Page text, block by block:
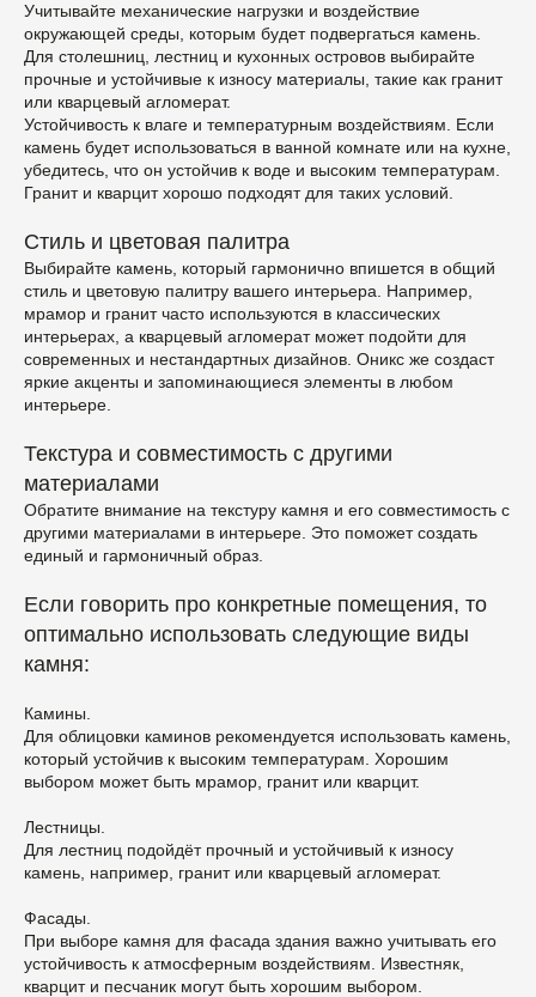
Учитывайте механические нагрузки и воздействие
окружающей среды, которым будет подвергаться камень.
Для столешниц, лестниц и кухонных островов выбирайте
прочные и устойчивые к износу материалы, такие как гранит
или кварцевый агломерат.
Устойчивость к влаге и температурным воздействиям. Если
камень будет использоваться в ванной комнате или на кухне,
убедитесь, что он устойчив к воде и высоким температурам.
Гранит и кварцит хорошо подходят для таких условий.
Стиль и цветовая палитра
Выбирайте камень, который гармонично впишется в общий
стиль и цветовую палитру вашего интерьера. Например,
мрамор и гранит часто используются в классических
интерьерах, а кварцевый агломерат может подойти для
современных и нестандартных дизайнов. Оникс же создаст
яркие акценты и запоминающиеся элементы в любом
интерьере.
Текстура и совместимость с другими
материалами
Обратите внимание на текстуру камня и его совместимость с
другими материалами в интерьере. Это поможет создать
единый и гармоничный образ.
Если говорить про конкретные помещения, то
оптимально использовать следующие виды
камня:
Камины.
Для облицовки каминов рекомендуется использовать камень,
который устойчив к высоким температурам. Хорошим
выбором может быть мрамор, гранит или кварцит.
Лестницы.
Для лестниц подойдёт прочный и устойчивый к износу
камень, например, гранит или кварцевый агломерат.
Фасады.
При выборе камня для фасада здания важно учитывать его
устойчивость к атмосферным воздействиям. Известняк,
кварцит и песчаник могут быть хорошим выбором.